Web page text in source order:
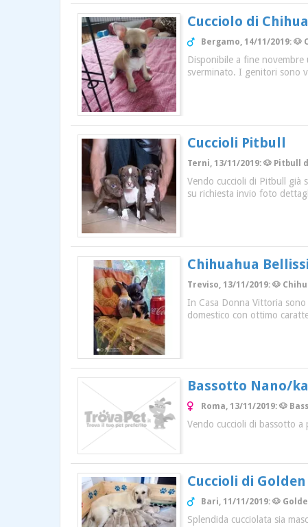
Cucciolo di
Bergamo, 14/11/2019:
Disponibile a fine
sverminato. I genitori sono
Cuccioli Pitbull
Terni, 13/11/2019: 🐶
Vendo cuccioli di Pitbull già
su richiesta invio foto
Chihuahua
Treviso, 13/11/2019: 🐶
In Casa Donna Vittoria
domestico con ottimo
Bassotto Nano/
Roma, 13/11/2019: 🐶
Vendo cuccioli di bassotto
Cuccioli di
Bari, 11/11/2019: 🐶
Splendida cucciolata sia